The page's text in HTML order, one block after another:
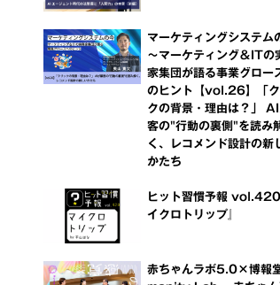
マーケティングシステム
～マーケティング＆ITの
家集団が語る事業グロー
のヒント【vol.26】「ク
クの背景・理由は？」
客の"行動の裏側"を読み
く、レコメンド設計の新
かたち
ヒット習慣予報
イクロトリップ』
赤ちゃんラボ5.0×博報